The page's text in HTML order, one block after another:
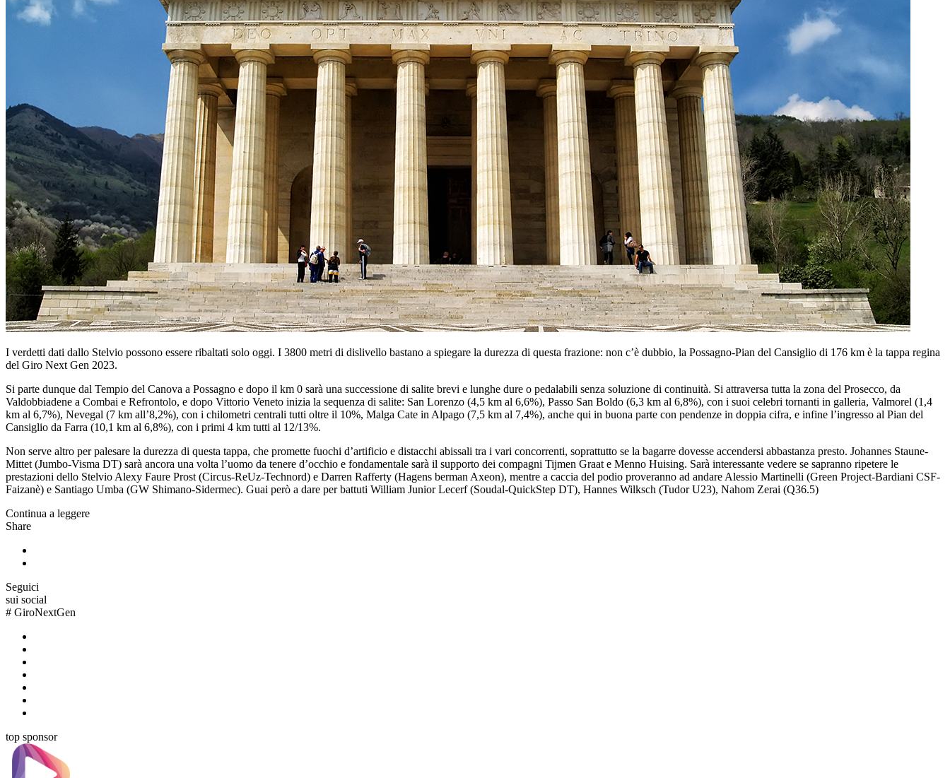
I verdetti dati dallo Stelvio possono essere ribaltati solo oggi. I 3800 metri di dislivello bastano a spiegare la durezza di questa frazione: non c’è dubbio, la Possagno-Pian del Cansiglio di 176 km è la tappa regina
del Giro Next Gen 2023.
Si parte dunque dal Tempio del Canova a Possagno e dopo il km 0 sarà una successione di salite brevi e lunghe dure o pedalabili senza soluzione di continuità. Si attraversa tutta la zona del Prosecco, da
Valdobbiadene a Combai e Refrontolo, e dopo Vittorio Veneto inizia la sequenza di salite: San Lorenzo (4,5 km al 6,6%), Passo San Boldo (6,3 km al 6,8%), con i suoi celebri tornanti in galleria, Valmorel (1,4
km al 6,7%), Nevegal (7 km all’8,2%), con i chilometri centrali tutti oltre il 10%, Malga Cate in Alpago (7,5 km al 7,4%), anche qui in buona parte con pendenze in doppia cifra, e infine l’ingresso al Pian del
Cansiglio da Farra (10,1 km al 6,8%), con i primi 4 km tutti al 12/13%.
Non serve altro per palesare la durezza di questa tappa, che promette fuochi d’artificio e distacchi abissali tra i vari concorrenti, soprattutto se la bagarre dovesse accendersi abbastanza presto. Johannes Staune-
Mittet (Jumbo-Visma DT) sarà ancora una volta l’uomo da tenere d’occhio e fondamentale sarà il supporto dei compagni Tijmen Graat e Menno Huising. Sarà interessante vedere se sapranno ripetere le
prestazioni dello Stelvio Alexy Faure Prost (Circus-ReUz-Technord) e Darren Rafferty (Hagens berman Axeon), mentre a caccia del podio proveranno ad andare Alessio Martinelli (Green Project-Bardiani CSF-
Faizanè) e Santiago Umba (GW Shimano-Sidermec). Guai però a dare per battuti William Junior Lecerf (Soudal-QuickStep DT), Hannes Wilksch (Tudor U23), Nahom Zerai (Q36.5)
Continua a leggere
Share
Seguici
sui social
# GiroNextGen
top sponsor